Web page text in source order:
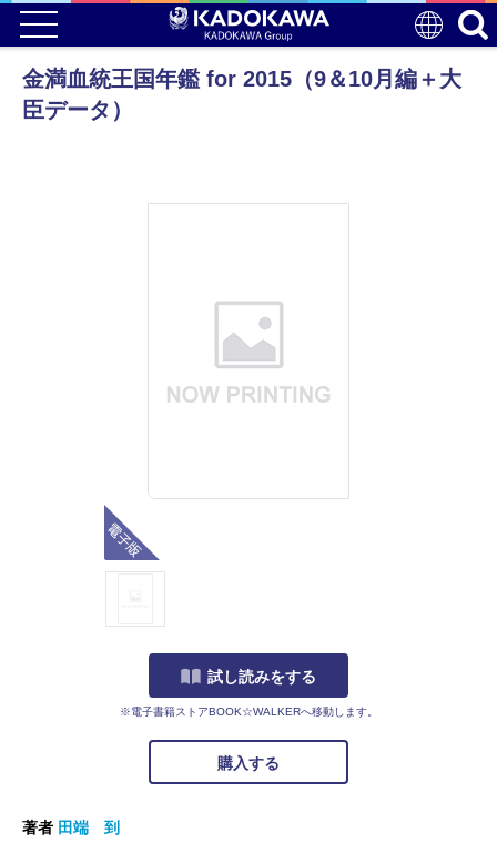
金満血統王国年鑑 for 2015（9＆10月編＋大
臣データ）
試し読みをする
※電子書籍ストアBOOK☆WALKERへ移動します。
購入する
著者 田端 到